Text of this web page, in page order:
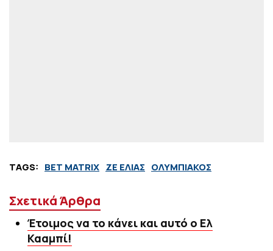
TAGS: BET MATRIX ΖΕ ΕΛΙΑΣ ΟΛΥΜΠΙΑΚΟΣ
Σχετικά Άρθρα
Έτοιμος να το κάνει και αυτό ο Ελ
Κααμπί!